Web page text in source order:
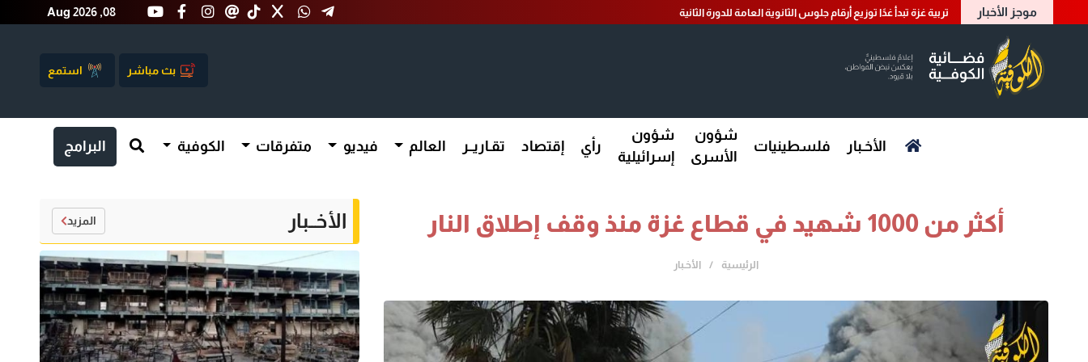
موجز الأخبار تربية غزة تبدأ غدًا توزيع أرقام جلوس الثانوية العامة للدورة الثانية Aug 2026 ,08
بث مباشر استمع
الأخـبار فلسطينيات
شؤون
الأسرى
شؤون
إسرائيلية
رأي إقتصاد تقـاريــر العالم فيديو متفرقات الكوفية البرامج
أكثر من 1000 شهيد في قطاع غزة منذ وقف إطلاق النار
الرئيسية الأخـبار
الأخــبار المزيد